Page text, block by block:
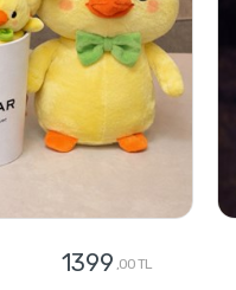
1399 ,00 TL